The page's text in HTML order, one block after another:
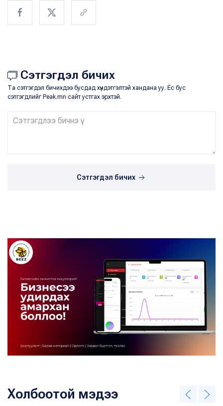
Сэтгэгдэл бичих
Та сэтгэгдэл бичихдээ бусдад хүндэтгэлтэй хандана уу. Ёс бус
сэтгэгдлийг Peak.mn сайт устгах эрхтэй.
Сэтгэгдэл бичих
Холбоотой мэдээ